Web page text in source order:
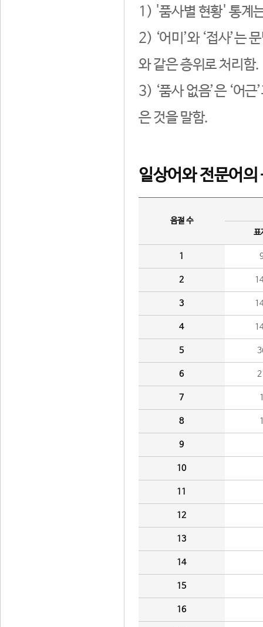
1) '품사별 현황' 통계
2) ‘어미’와 ‘접사’는
와 같은 층위로 처리함.
3) ‘품사 없음’은 ‘어
은 것을 말함.
일상어와 전문어의
음절 수
표
1
2
3
4
5
6
7
8
9
10
11
12
13
14
15
16